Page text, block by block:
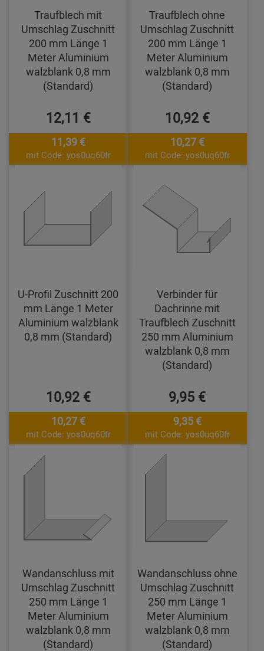
Traufblech mit
Umschlag Zuschnitt
200 mm Länge 1
Meter Aluminium
walzblank 0,8 mm
(Standard)
12,11 €
11,39 €
mit Code: yos0uq60fr
Traufblech ohne
Umschlag Zuschnitt
200 mm Länge 1
Meter Aluminium
walzblank 0,8 mm
(Standard)
10,92 €
10,27 €
mit Code: yos0uq60fr
U-Profil Zuschnitt 200
mm Länge 1 Meter
Aluminium walzblank
0,8 mm (Standard)
10,92 €
10,27 €
mit Code: yos0uq60fr
Verbinder für
Dachrinne mit
Traufblech Zuschnitt
250 mm Aluminium
walzblank 0,8 mm
(Standard)
9,95 €
9,35 €
mit Code: yos0uq60fr
Wandanschluss mit
Umschlag Zuschnitt
250 mm Länge 1
Meter Aluminium
walzblank 0,8 mm
(Standard)
Wandanschluss ohne
Umschlag Zuschnitt
250 mm Länge 1
Meter Aluminium
walzblank 0,8 mm
(Standard)